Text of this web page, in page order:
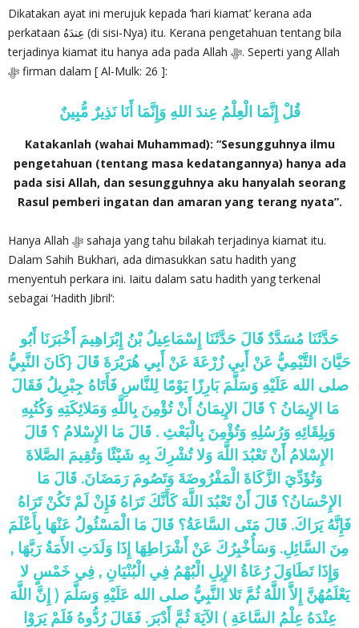
Dikatakan ayat ini merujuk kepada ‘hari kiamat’ kerana ada
perkataan عِندَهُ (di sisi-Nya) itu. Kerana pengetahuan tentang bila
terjadinya kiamat itu hanya ada pada Allah ‎ﷻ. Seperti yang Allah‎
ﷻ firman dalam [ Al-Mulk: 26 ]:
قُلْ إِنَّمَا الْعِلْمُ عِندَ اللهِ وَإِنَّمَا أَنَا نَذِيرٌ مُّبِينٌ
Katakanlah (wahai Muhammad): “Sesungguhnya ilmu
pengetahuan (tentang masa kedatangannya) hanya ada
pada sisi Allah, dan sesungguhnya aku hanyalah seorang
Rasul pemberi ingatan dan amaran yang terang nyata”.
Hanya Allah ‎ﷻ sahaja yang tahu bilakah terjadinya kiamat itu.
Dalam Sahih Bukhari, ada dimasukkan satu hadith yang
menyentuh perkara ini. Iaitu dalam satu hadith yang terkenal
sebagai ‘Hadith Jibril’:
حَدَّثَنَا مُسَدَّدٌ قَالَ حَدَّثَنَا إِسْمَاعِيلُ بْنُ إِبْرَاهِيمَ أَخْبَرَنَا أَبُو
حَيَّانَ التَّيْمِيُّ عَنْ أَبِي زُرْعَةَ عَنْ أَبِي هُرَيْرَةَ قَالَ {كَانَ النَّبِيُّ
صلى الله عَلَيْهِ وَسَلَّمَ بَارِزًا يَوْمًا لِلنَّاسِ فَأَتَاهُ جِبْرِيلُ فَقَالَ
مَا الإِيمَانُ ؟ قَالَ الإِيمَانُ أَنْ تُؤْمِنَ بِاللَّهِ وَمَلائِكَتِهِ وَكُتُبِهِ
وَبِلِقَائِهِ وَرُسُلِهِ وَتُؤْمِنَ بِالْبَعْثِ . قَالَ مَا الإِسْلامُ ؟ قَالَ
الإِسْلامُ أَنْ تَعْبُدَ اللَّهَ وَلا تُشْرِكَ بِهِ شَيْئًا وَتُقِيمَ الصَّلاةَ
وَتُؤَدِّيَ الزَّكَاةَ الْمَفْرُوضَةَ وَتَصُومَ رَمَضَانَ. قَالَ مَا
الإِحْسَانُ؟ قَالَ أَنْ تَعْبُدَ اللَّهَ كَأَنَّكَ تَرَاهُ فَإِنْ لَمْ تَكُنْ تَرَاهُ
فَإِنَّهُ يَرَاكَ. قَالَ مَتَى السَّاعَةُ؟ قَالَ مَا الْمَسْئُولُ عَنْهَا بِأَعْلَمَ
مِنَ السَّائِلِ. وَسَأُخْبِرُكَ عَنْ أَشْرَاطِهَا إِذَا وَلَدَتِ الأَمَةُ رَبَّهَا ,
وَإِذَا تَطَاوَلَ رُعَاةُ الإِبِلِ الْبُهْمُ فِي الْبُنْيَانِ , فِي خَمْسٍ لا
يَعْلَمُهُنَّ إِلاَّ اللَّهُ ثُمَّ تَلا النَّبِيُّ صلى الله عَلَيْهِ وَسَلَّمَ ( إِنَّ اللَّهَ
عِنْدَهُ عِلْمُ السَّاعَةِ ) الآيَةَ ثُمَّ أَدْبَرَ. فَقَالَ رُدُّوهُ فَلَمْ يَرَوْا